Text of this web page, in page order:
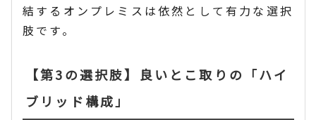
結するオンプレミスは依然として有力な選択
肢です。
【第3の選択肢】良いとこ取りの「ハイ
ブリッド構成」